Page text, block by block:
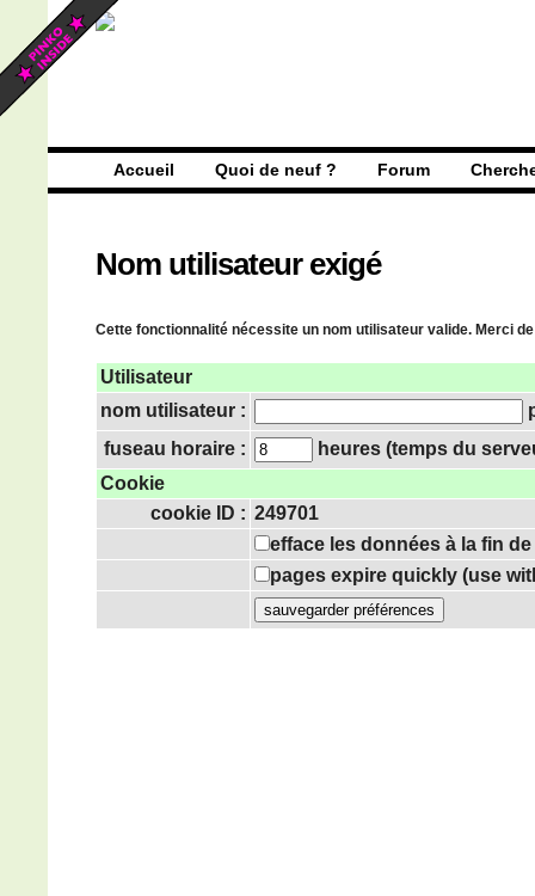
Accueil Quoi de neuf ? Forum
Nom utilisateur exigé
Cette fonctionnalité nécessite un nom utilisateur valide. Merci
Utilisateur
nom utilisateur :
fuseau horaire :
heures (temps du
Cookie
cookie ID : 249701
efface les données à la fin
pages expire quickly (use